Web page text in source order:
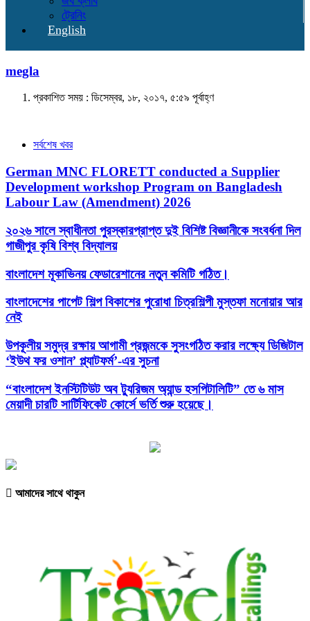
ট্রেনিং
English
megla
প্রকাশিত সময় : ডিসেম্বর, ১৮, ২০১৭, ৫:৫৯ পূর্বাহ্ণ
সর্বশেষ খবর
German MNC FLORETT conducted a Supplier
Development workshop Program on Bangladesh
Labour Law (Amendment) 2026
২০২৬ সালে স্বাধীনতা পুরস্কারপ্রাপ্ত দুই বিশিষ্ট বিজ্ঞানীকে সংবর্ধনা দিল
গাজীপুর কৃষি বিশ্ব বিদ্যালয়
বাংলাদেশ মূকাভিনয় ফেডারেশানের নতুন কমিটি গঠিত।
বাংলাদেশের পাপেট শিল্প বিকাশের পুরোধা চিত্রশিল্পী মুস্তফা মনোয়ার আর
নেই
উপকূলীয় সমুদ্র রক্ষায় আগামী প্রজন্মকে সুসংগঠিত করার লক্ষ্যে ডিজিটাল
‘ইউথ ফর ওশান’ প্ল্যাটফর্ম’-এর সুচনা
“বাংলাদেশ ইনস্টিটিউট অব ট্যুরিজম অ্যান্ড হসপিটালিটি” তে ৬ মাস
মেয়াদী চারটি সার্টিফিকেট কোর্সে ভর্তি শুরু হয়েছে।
আমাদের সাথে থাকুন